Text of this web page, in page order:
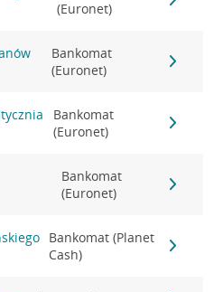
(Euronet)
Bankomat
(Euronet)
Bankomat
(Euronet)
Bankomat
(Euronet)
Bankomat (Planet
Cash)